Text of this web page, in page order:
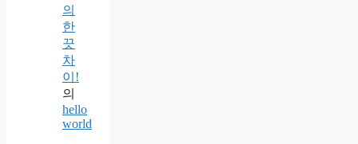
의
한
끗
차
이!
의
hello
world